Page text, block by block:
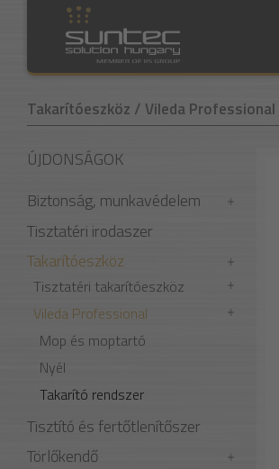
Takarítóeszköz / Vileda Professional
ÚJDONSÁGOK
Biztonság, munkavédelem
Tisztatéri irodaszer
Takarítóeszköz
Tisztatéri takarítóeszköz
Vileda Professional
Mop és moptartó
Nyél
Takarító rendszer
Tisztító és fertőtlenítőszer
Törlőkendő